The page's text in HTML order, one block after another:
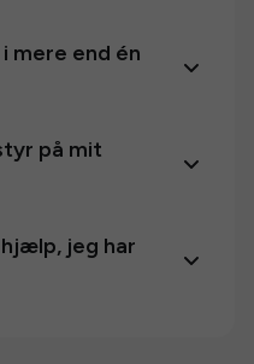
mere end én
på mit
jeg har